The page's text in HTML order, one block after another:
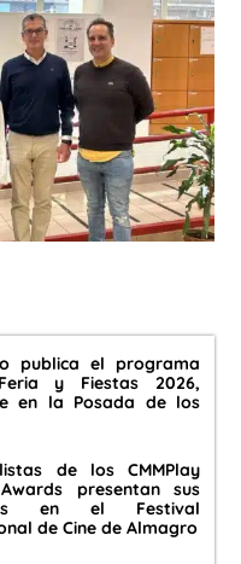
publica el programa
y Fiestas 2026,
en la Posada de los
de los CMMPlay
presentan sus
en el Festival
de Cine de Almagro